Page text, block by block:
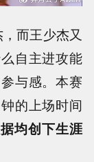
而王少杰又
自主进攻能
与感。本赛
的上场时间
均创下生涯